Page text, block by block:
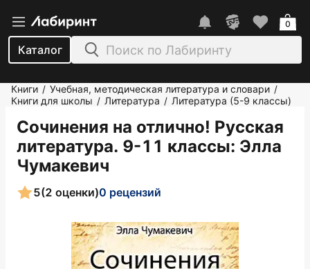
Каталог
0
Книги / Учебная, методическая литература и словари /
Книги для школы / Литература / Литература (5-9 классы)
Сочинения на отлично! Русская
литература. 9-11 классы: Элла
Чумакевич
5(2 оценки)0 рецензий